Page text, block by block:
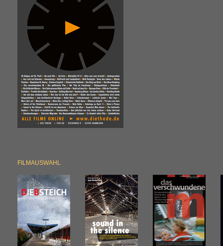
FILMAUSWAHL